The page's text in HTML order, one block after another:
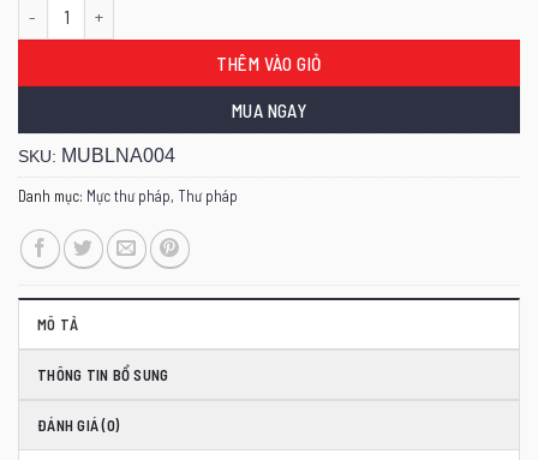
THÊM VÀO GIỎ
MUA NGAY
SKU: MUBLNA004
Danh mục: Mực thư pháp, Thư pháp
MÔ TẢ
THÔNG TIN BỔ SUNG
ĐÁNH GIÁ (0)